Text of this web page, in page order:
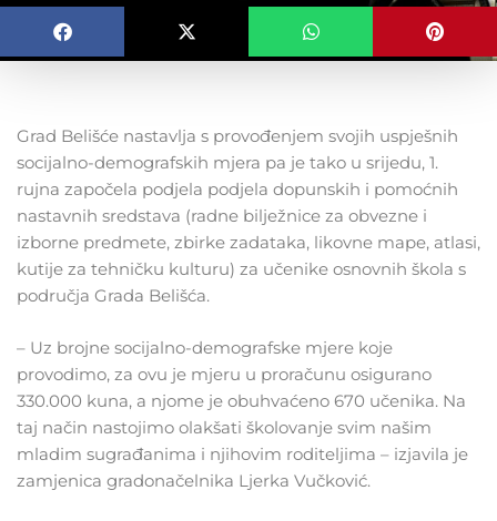
Grad Belišće nastavlja s provođenjem svojih uspješnih
socijalno-demografskih mjera pa je tako u srijedu, 1.
rujna započela podjela podjela dopunskih i pomoćnih
nastavnih sredstava (radne bilježnice za obvezne i
izborne predmete, zbirke zadataka, likovne mape, atlasi,
kutije za tehničku kulturu) za učenike osnovnih škola s
područja Grada Belišća.
– Uz brojne socijalno-demografske mjere koje
provodimo, za ovu je mjeru u proračunu osigurano
330.000 kuna, a njome je obuhvaćeno 670 učenika. Na
taj način nastojimo olakšati školovanje svim našim
mladim sugrađanima i njihovim roditeljima – izjavila je
zamjenica gradonačelnika Ljerka Vučković.